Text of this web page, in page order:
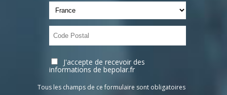
J'accepte de recevoir des
informations de bepolar.fr
Tous les champs de ce formulaire sont obligatoires